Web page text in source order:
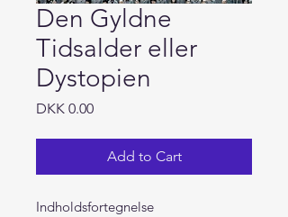
Den Gyldne
Tidsalder eller
Dystopien
DKK 0.00Price
Add to Cart
Indholdsfortegnelse